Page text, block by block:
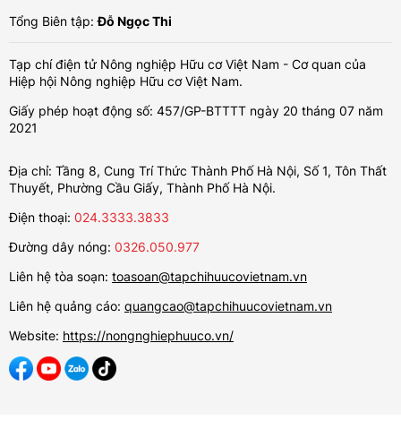
Tổng Biên tập:Đỗ Ngọc Thi
Tạp chí điện tử Nông nghiệp Hữu cơ Việt Nam - Cơ quan của
Hiệp hội Nông nghiệp Hữu cơ Việt Nam.
Giấy phép hoạt động số: 457/GP-BTTTT ngày 20 tháng 07 năm
2021
Địa chỉ: Tầng 8, Cung Trí Thức Thành Phố Hà Nội, Số 1, Tôn Thất
Thuyết, Phường Cầu Giấy, Thành Phố Hà Nội.
Điện thoại: 024.3333.3833
Đường dây nóng: 0326.050.977
Liên hệ tòa soạn: toasoan@tapchihuucovietnam.vn
Liên hệ quảng cáo: quangcao@tapchihuucovietnam.vn
Website: https://nongnghiephuuco.vn/